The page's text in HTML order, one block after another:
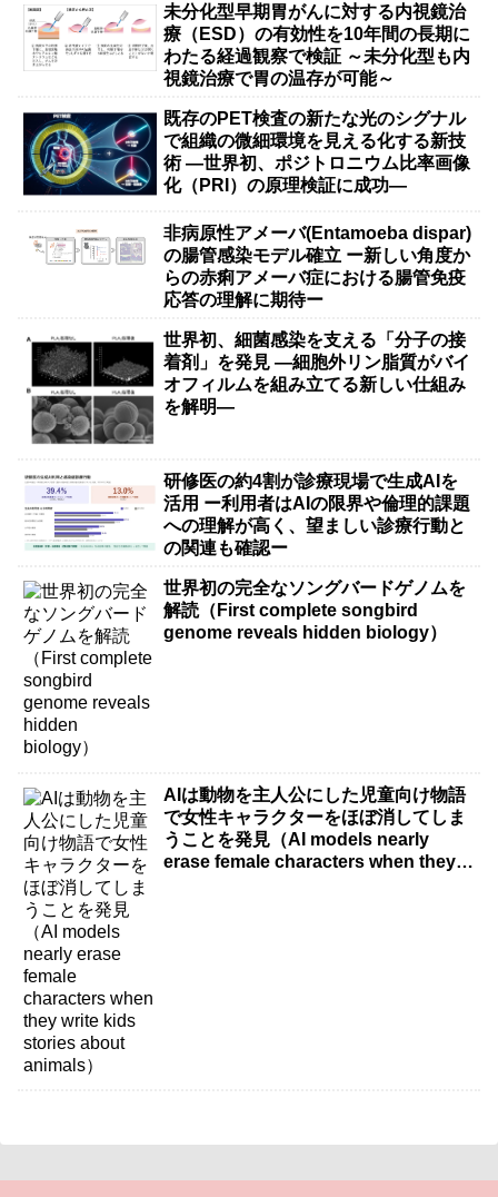
未分化型早期胃がんに対する内視鏡治
療（ESD）の有効性を10年間の長期に
わたる経過観察で検証 ～未分化型も内
視鏡治療で胃の温存が可能～
既存のPET検査の新たな光のシグナル
で組織の微細環境を見える化する新技
術 ―世界初、ポジトロニウム比率画像
化（PRI）の原理検証に成功―
非病原性アメーバ(Entamoeba dispar)
の腸管感染モデル確立 ー新しい角度か
らの赤痢アメーバ症における腸管免疫
応答の理解に期待ー
世界初、細菌感染を支える「分子の接
着剤」を発見 ―細胞外リン脂質がバイ
オフィルムを組み立てる新しい仕組み
を解明―
研修医の約4割が診療現場で生成AIを
活用 ー利用者はAIの限界や倫理的課題
への理解が高く、望ましい診療行動と
の関連も確認ー
世界初の完全なソングバードゲノムを
解読（First complete songbird
genome reveals hidden biology）
AIは動物を主人公にした児童向け物語
で女性キャラクターをほぼ消してしま
うことを発見（AI models nearly
erase female characters when they